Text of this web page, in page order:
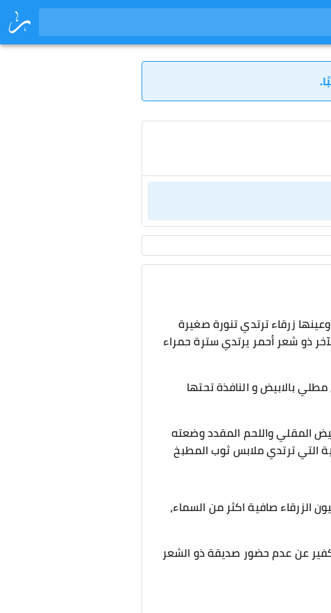
زرقاء ترتدي تنورة صغيرة
ذو شعر أحمر يرتدي سترة حمراء
بالابيض و النافذة تحتها
المقلي واللحم المقدد وضعته
التي ترتدي ملابس ثوب المطبخ
الزرقاء صافية اكثر من السماء،
عن عدم حضور صديقة ذو الشعر